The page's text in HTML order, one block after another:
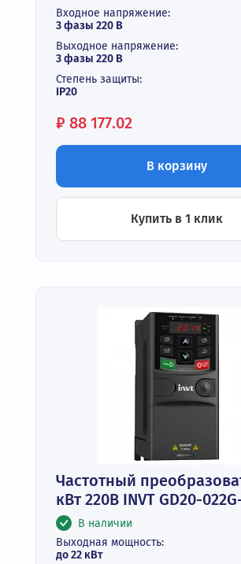
Входное напряжение:
3 фазы 220 В
Выходное напряжение:
3 фазы 220 В
Степень защиты:
IP20
Цена:
₽ 88 177.02
В корзину
Купить в 1 клик
Частотный
кВт 220В INVT GD20-
В наличии
Выходная мощность:
до 22 кВт